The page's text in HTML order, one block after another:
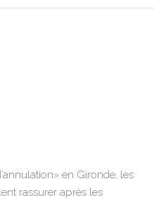
en Gironde, les
rassurer après les